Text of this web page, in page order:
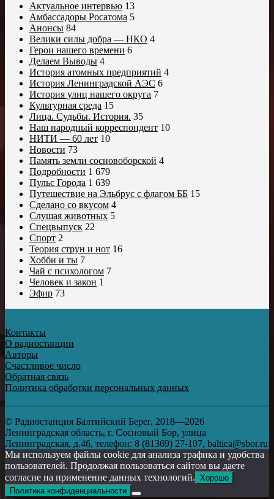
Актуальное интервью 13
Амбассадоры Росатома 5
Анонсы 84
Велики силы добра — НКО 4
Герои нашего времени 6
Делаем Выводы 4
История атомных предприятий 4
История Ленинградской АЭС 6
История улиц нашего округа 7
Культурная среда 15
Лица. Судьбы. История. 35
Наш народный корреспондент 10
НИТИ — 60 лет 10
Новости 73
Память земли сосновоборской 4
Подробности 1 679
Пульс Города 1 639
Путешествие на Эльбрус с флагом ББ 15
Сделано со вкусом 4
Слушая животных 5
Спецвыпуск 22
Спорт 2
Теория струн и нот 16
Хобби и ты 7
Чай с психологом 7
Человек и закон 1
Эфир 73
Контакты
О радиостанции
Авторы
Счастливое число
Обратная связь
Политика обработки персональных данных
© Радиостанция Балтийский Берег, 2018—2026
Ленинградская область, г. Сосновый Бор, улица
Ленинградская, д.46, телефон: 8 (81369) 27-107, baltica@sbor.ru
Мы используем файлы cookie для анализа трафика и удобства
пользователей. Продолжая пользоваться сайтом вы даете
согласие на применение данных технологий. Хорошо
Политика конфиденциальности